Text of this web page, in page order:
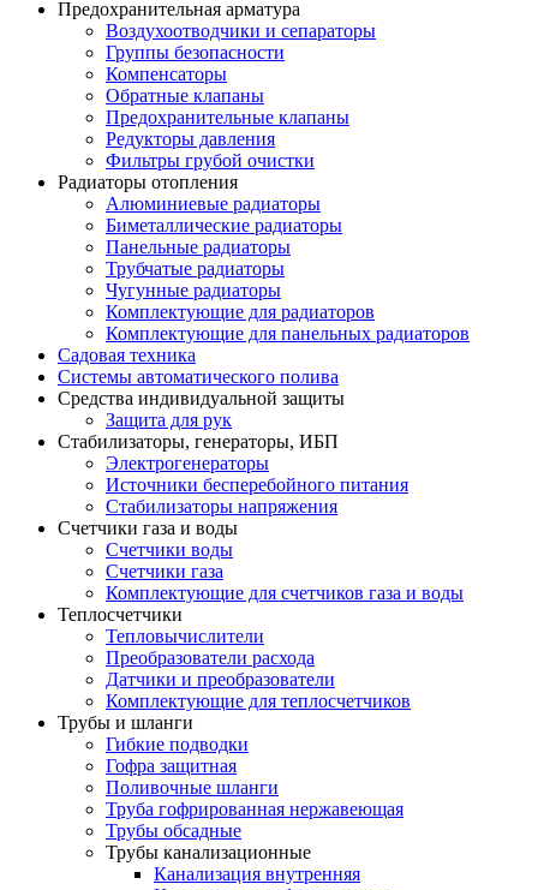
Предохранительная арматура
Воздухоотводчики и сепараторы
Группы безопасности
Компенсаторы
Обратные клапаны
Предохранительные клапаны
Редукторы давления
Фильтры грубой очистки
Радиаторы отопления
Алюминиевые радиаторы
Биметаллические радиаторы
Панельные радиаторы
Трубчатые радиаторы
Чугунные радиаторы
Комплектующие для радиаторов
Комплектующие для панельных радиаторов
Садовая техника
Системы автоматического полива
Средства индивидуальной защиты
Защита для рук
Стабилизаторы, генераторы, ИБП
Электрогенераторы
Источники бесперебойного питания
Стабилизаторы напряжения
Счетчики газа и воды
Счетчики воды
Счетчики газа
Комплектующие для счетчиков газа и воды
Теплосчетчики
Тепловычислители
Преобразователи расхода
Датчики и преобразователи
Комплектующие для теплосчетчиков
Трубы и шланги
Гибкие подводки
Гофра защитная
Поливочные шланги
Труба гофрированная нержавеющая
Трубы обсадные
Трубы канализационные
Канализация внутренняя